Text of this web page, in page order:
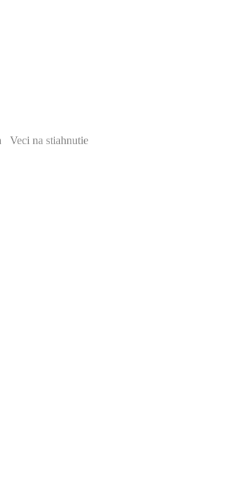
na stiahnutie